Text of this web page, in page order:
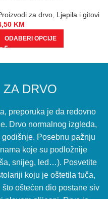
za drvo, Ljepila i gitovi
KM
ODABERI OPCIJE
DRVO
preporuka je da redovno
Drvo normalnog izgleda,
Posebnu pažnju
koje su podložnije
snijeg, led…). Posvetite
koju je oštetila tuča,
oštećen dio postane siv